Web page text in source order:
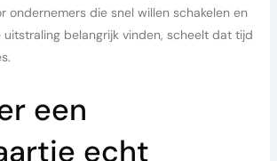
ondernemers die snel willen schakelen en
uitstraling belangrijk vinden, scheelt dat tijd
een
echt